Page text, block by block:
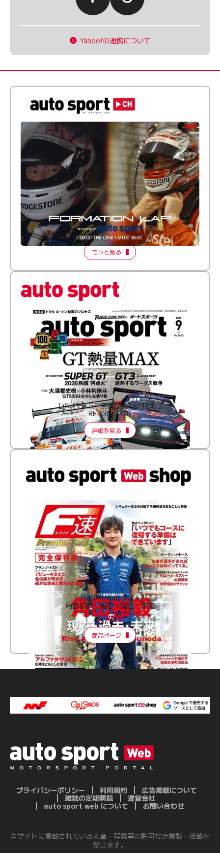
Yahoo!ID連携について
倒す相手を、信じてる。小林利徠斗 × 野村勇斗
【FORMATION LAP Produced by auto sport】
2026 Episode 2
もっと見る
［ SUPER GT 熱闘“再点火”特集 ］
RE:IGNITION
詳細を見る
F速 Premium Vol.3
角田裕毅 現在・過去・未来
2,100円
商品ページ
プライバシーポリシー 利用規約
広告掲載について
雑誌の定期購読
運営会社
auto sport web について
お問い合わせ
当サイトに掲載されている文章・写真等の許可なき複製・転載を
禁じます。